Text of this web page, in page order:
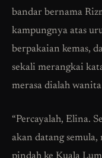
bandar bernama
kampungnya atas
berpakaian kemas,
sekali merangkai
merasa dialah
“Percayalah, Elina.
akan datang